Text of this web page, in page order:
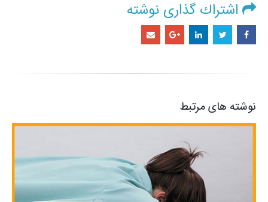
اشتراك گذاری نوشته
نوشته هایمرتبط